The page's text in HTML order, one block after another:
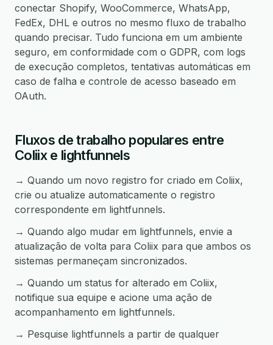
conectar Shopify, WooCommerce, WhatsApp,
FedEx, DHL e outros no mesmo fluxo de trabalho
quando precisar. Tudo funciona em um ambiente
seguro, em conformidade com o GDPR, com logs
de execução completos, tentativas automáticas em
caso de falha e controle de acesso baseado em
OAuth.
Fluxos de trabalho populares entre
Coliix e lightfunnels
→ Quando um novo registro for criado em Coliix,
crie ou atualize automaticamente o registro
correspondente em lightfunnels.
→ Quando algo mudar em lightfunnels, envie a
atualização de volta para Coliix para que ambos os
sistemas permaneçam sincronizados.
→ Quando um status for alterado em Coliix,
notifique sua equipe e acione uma ação de
acompanhamento em lightfunnels.
→ Pesquise lightfunnels a partir de qualquer